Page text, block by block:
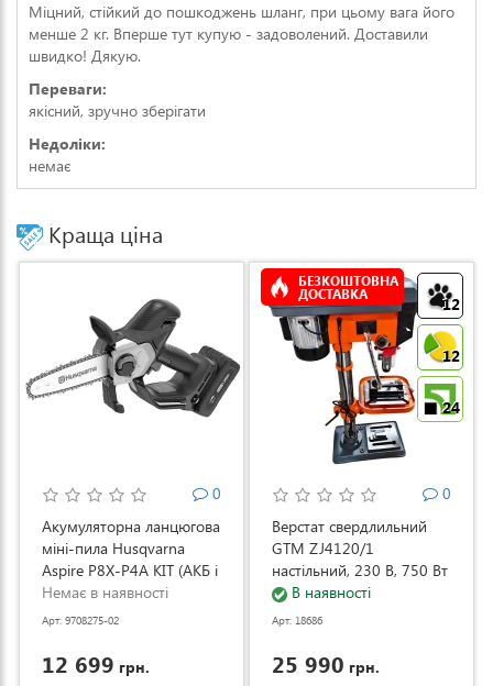
Міцний, стійкий до пошкоджень шланг, при цьому вага його
менше 2 кг. Вперше тут купую - задоволений. Доставили
швидко! Дякую.
Переваги:
якісний, зручно зберігати
Недоліки:
немає
Краща ціна
0
Акумуляторна ланцюгова
міні-пила Husqvarna
Aspire P8X-P4A KIT (АКБ і
ЗП) (9708275-02)
Немає в наявності
Арт: 9708275-02
12 699 грн.
12
12
24
БЕЗКОШТОВНА
ДОСТАВКА
0
Верстат свердлильний
GTM ZJ4120/1
настільний, 230 В, 750 Вт
(ZJ4120/1)
В наявності
Арт: 18686
25 990 грн.